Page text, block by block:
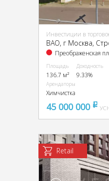
Инвестиции в
Преображенская
Площадь
136.7 м²
Доходность
9.33%
Арендаторы
Химчистка
45 000 000 pуб
Retail